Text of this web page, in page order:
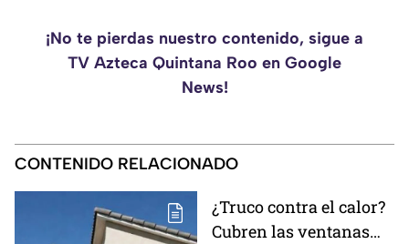
¡No te pierdas nuestro contenido, sigue a
TV Azteca Quintana Roo en Google
News!
CONTENIDO RELACIONADO
¿Truco contra el calor?
Cubren las ventanas